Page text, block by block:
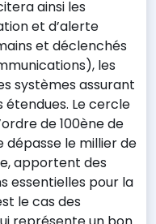
ainsi les
et d’alerte
et déclenchés
les
systèmes assurant
étendues. Le cercle
de 100ène de
dépasse le millier de
apportent des
essentielles pour la
le cas des